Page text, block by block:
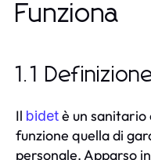
Funziona
1.1
Il bidetè un sanitario
funzione quella di
personale. Apparso